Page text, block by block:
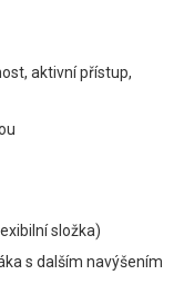
aktivní přístup,
složka)
s dalším navýšením